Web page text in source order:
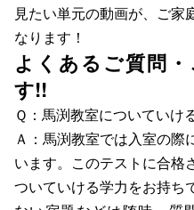
見たい単元の動画が、ご家
なります！
よくあるご質問
す!!
Ｑ：馬渕教室についていけ
Ａ：馬渕教室では入室の際
います。このテストに合格
ついていける学力をお持ち